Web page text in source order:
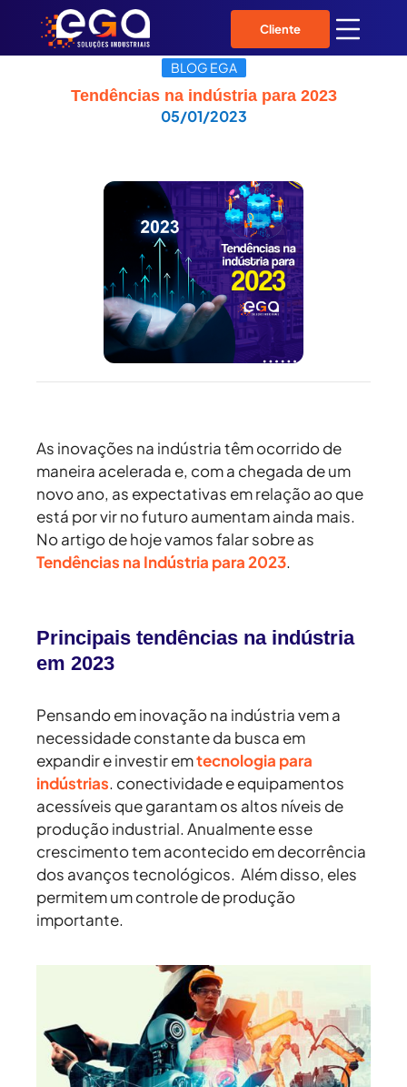
Cliente
BLOG EGA
Tendências na indústria para 2023
05/01/2023
As inovações na indústria têm ocorrido de
maneira acelerada e, com a chegada de um
novo ano, as expectativas em relação ao que
está por vir no futuro aumentam ainda mais.
No artigo de hoje vamos falar sobre as
Tendências na Indústria para 2023.
Principais tendências na indústria
em 2023
Pensando em inovação na indústria vem a
necessidade constante da busca em
expandir e investir emtecnologia para
indústrias. conectividade e equipamentos
acessíveis que garantam os altos níveis de
produção industrial. Anualmente esse
crescimento tem acontecido em decorrência
dos avanços tecnológicos. Além disso, eles
permitem um controle de produção
importante.